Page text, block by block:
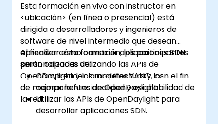
Esta formación en vivo con instructor en
<ubicación> (en línea o presencial) está
dirigida a desarrolladores y ingenieros de
software de nivel intermedio que desean
aprender cómo construir aplicaciones SDN
personalizadas utilizando las APIs de
OpenDaylight y los modelos YANG, con el fin
de mejorar la funcionalidad y escalabilidad de
la red.
Al finalizar esta formación, los participantes
serán capaces de:
Comprender la arquitectura y los
componentes de OpenDaylight.
Utilizar las APIs de OpenDaylight para
desarrollar aplicaciones SDN.